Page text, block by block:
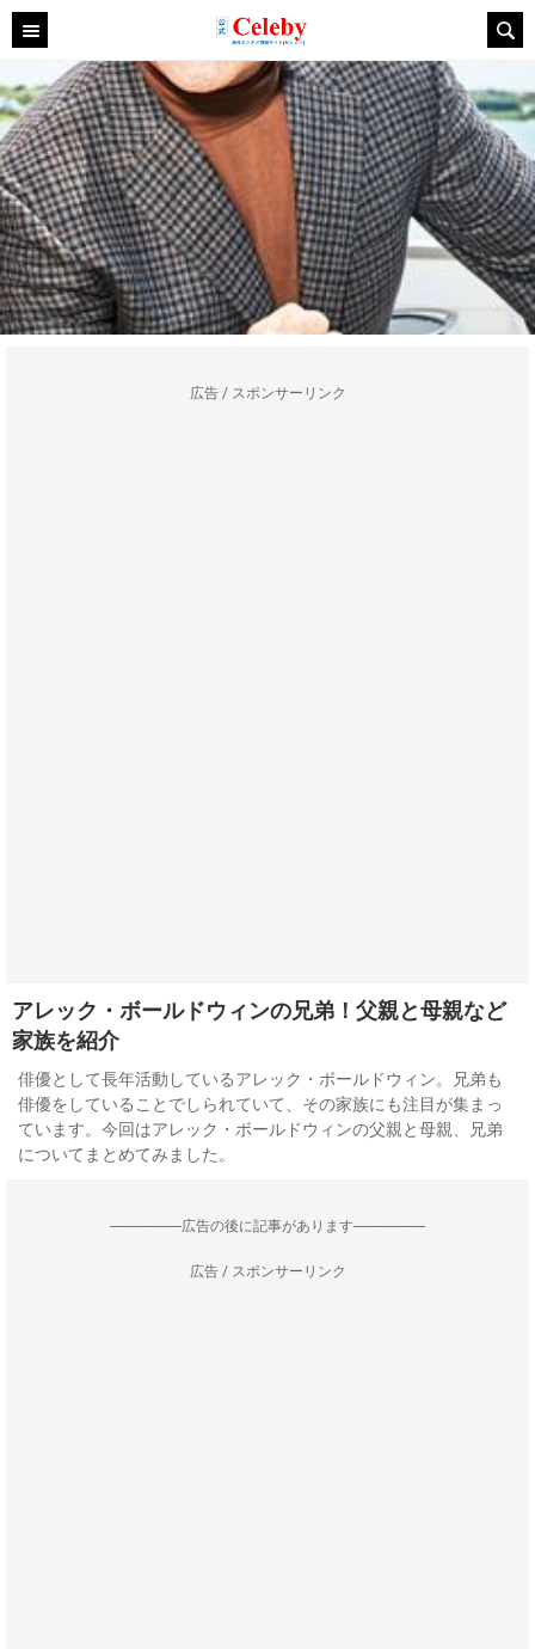
広告 / スポンサーリンク
アレック・ボールドウィンの兄弟！父親と母親など
家族を紹介
俳優として長年活動しているアレック・ボールドウィン。兄弟も
俳優をしていることでしられていて、その家族にも注目が集まっ
ています。今回はアレック・ボールドウィンの父親と母親、兄弟
についてまとめてみました。
--------------------広告の後に記事があります--------------------
広告 / スポンサーリンク